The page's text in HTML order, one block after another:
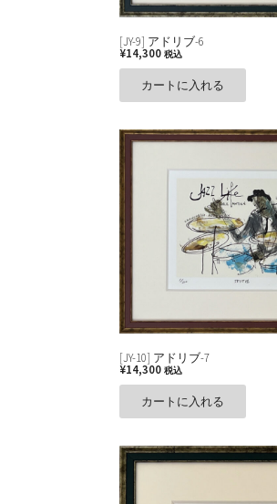
[JY-9] アドリブ-6
¥14,300 税込
カートに入れる
[JY-10] アドリブ-7
¥14,300 税込
カートに入れる